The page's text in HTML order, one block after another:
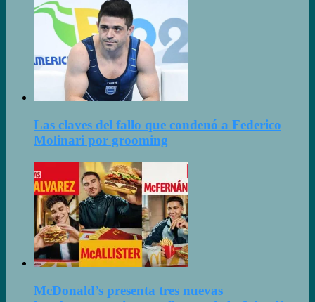
Las claves del fallo que condenó a Federico
Molinari por grooming
McDonald’s presenta tres nuevas